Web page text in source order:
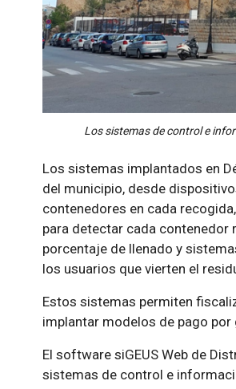
Los sistemas de control e
Los sistemas implantados en
del municipio, desde
contenedores en cada
para detectar cada contenedor
porcentaje de llenado y
los usuarios que vierten el
Estos sistemas permiten
implantar modelos de pago
El software siGEUS Web de
sistemas de control e